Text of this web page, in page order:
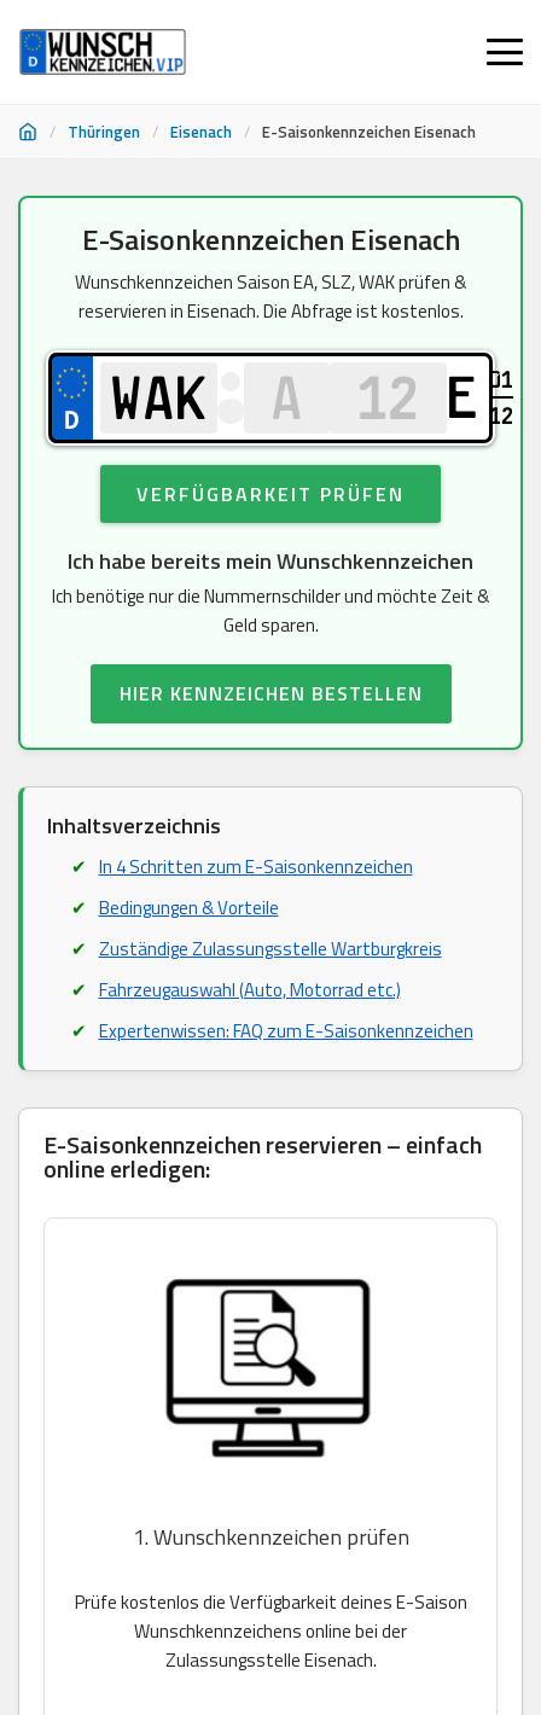
/ Thüringen / Eisenach / E-Saisonkennzeichen Eisenach
springen
E-Saisonkennzeichen Eisenach
Wunschkennzeichen Saison EA, SLZ, WAK prüfen &
reservieren in Eisenach. Die Abfrage ist kostenlos.
E
01
12
VERFÜGBARKEIT PRÜFEN
Ich habe bereits mein Wunschkennzeichen
Ich benötige nur die Nummernschilder und möchte Zeit &
Geld sparen.
HIER KENNZEICHEN BESTELLEN
Inhaltsverzeichnis
In 4 Schritten zum E-Saisonkennzeichen
Bedingungen & Vorteile
Zuständige Zulassungsstelle Wartburgkreis
Fahrzeugauswahl (Auto, Motorrad etc.)
Expertenwissen: FAQ zum E-Saisonkennzeichen
E-Saisonkennzeichen reservieren – einfach
online erledigen:
1. Wunschkennzeichen prüfen
Prüfe kostenlos die Verfügbarkeit deines E-Saison
Wunschkennzeichens online bei der
Zulassungsstelle Eisenach.